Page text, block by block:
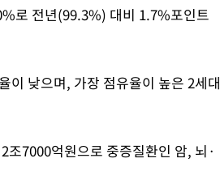
로 전년(99.3%) 대비 1.7%포인트
이 낮으며, 가장 점유율이 높은 2세대
7000억원으로 중증질환인 암, 뇌·